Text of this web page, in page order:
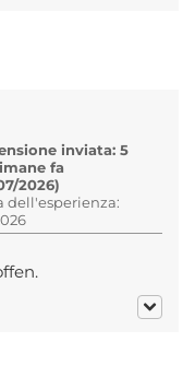
inviata: 5
fa
2026)
dell'esperienza: